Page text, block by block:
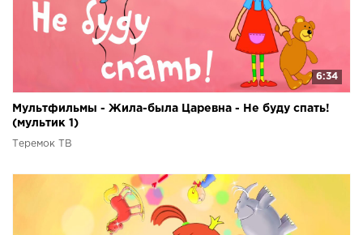
6:34
Мультфильмы - Жила-была Царевна - Не буду спать!
(мультик 1)
Теремок ТВ